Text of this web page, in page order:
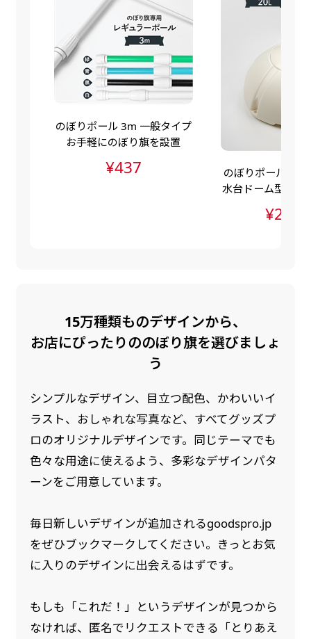
のぼりポール 3m 一般タイプ
お手軽にのぼり旗を設置
¥437
のぼりポールス
水台ドーム型（ポ
15万種類ものデザインから、
お店にぴったりののぼり旗を選びましょ
う
シンプルなデザイン、目立つ配色、かわいいイ
ラスト、おしゃれな写真など、すべてグッズプ
ロのオリジナルデザインです。同じテーマでも
色々な用途に使えるよう、多彩なデザインパタ
ーンをご用意しています。
毎日新しいデザインが追加されるgoodspro.jp
をぜひブックマークしてください。きっとお気
に入りのデザインに出会えるはずです。
もしも「これだ！」というデザインが見つから
なければ、匿名でリクエストできる「とりあえ
自由入力(60x180以内)
お好みのサイズで縦幕・横幕の作成が可能です。
長辺が180cm以内、短辺が60cm以内であれば自
由なサイズを指定下さい！
あんな場所こんな場所お好みのサイズでお好みの
幕の製作をお楽しみください
（※cm単位での指定でおねがいいたします。）
レギュラーのれんは横幕の上部にチチを5か所つ
けて疑似的にのれんのような幕をつくります。お
店の入口付近の装飾に是非！
レギュラースリムのれん
(180x30)
レギュラーのれんスリムは横幕の上部にチチを5